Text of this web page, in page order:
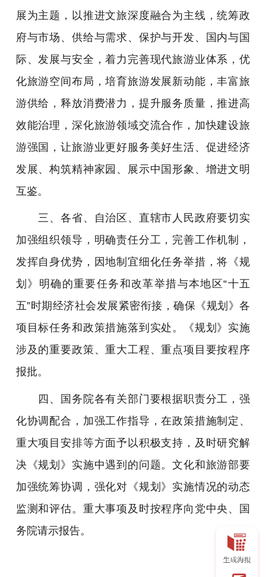
展为主题，以推进文旅深度融合为主线，统筹政
府与市场、供给与需求、保护与开发、国内与国
际、发展与安全，着力完善现代旅游业体系，优
化旅游空间布局，培育旅游发展新动能，丰富旅
游供给，释放消费潜力，提升服务质量，推进高
效能治理，深化旅游领域交流合作，加快建设旅
游强国，让旅游业更好服务美好生活、促进经济
发展、构筑精神家园、展示中国形象、增进文明
互鉴。
三、各省、自治区、直辖市人民政府要切实
加强组织领导，明确责任分工，完善工作机制，
发挥自身优势，因地制宜细化任务举措，将《规
划》明确的重要任务和改革举措与本地区“十五
五”时期经济社会发展紧密衔接，确保《规划》各
项目标任务和政策措施落到实处。《规划》实施
涉及的重要政策、重大工程、重点项目要按程序
报批。
四、国务院各有关部门要根据职责分工，强
化协调配合，加强工作指导，在政策措施制定、
重大项目安排等方面予以积极支持，及时研究解
决《规划》实施中遇到的问题。文化和旅游部要
加强统筹协调，强化对《规划》实施情况的动态
监测和评估。重大事项及时按程序向党中央、国
务院请示报告。
国务院